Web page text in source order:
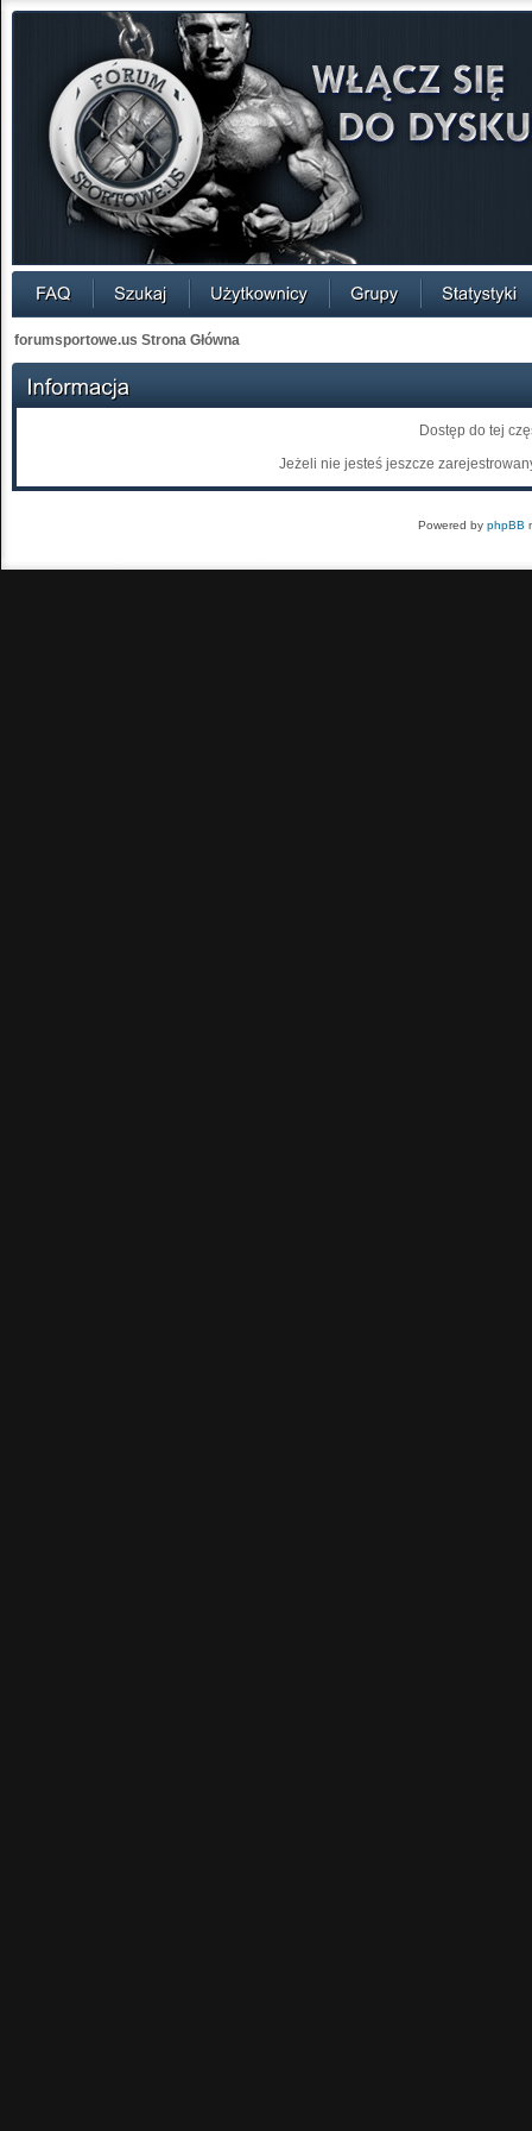
forumsportowe.us Strona Główna
Dostęp do tej
Jeżeli nie jesteś jeszcze
Powered by phpBB